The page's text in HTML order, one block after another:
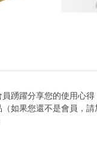
踴躍分享您的使用心
如果您還不是會員，